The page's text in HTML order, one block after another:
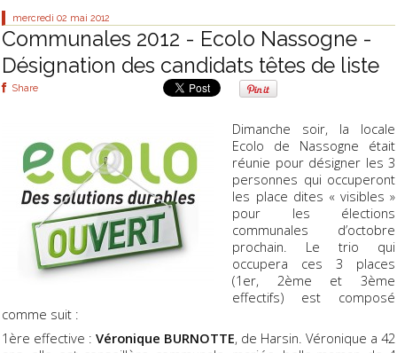
mercredi 02 mai 2012
Communales 2012 - Ecolo Nassogne -
Désignation des candidats têtes de liste
Share
Dimanche soir, la locale
Ecolo de Nassogne était
réunie pour désigner les 3
personnes qui occuperont
les place dites « visibles »
pour les élections
communales d’octobre
prochain. Le trio qui
occupera ces 3 places
(1er, 2ème et 3ème
effectifs) est composé
comme suit :
1ère effective : Véronique BURNOTTE, de Harsin. Véronique a 42